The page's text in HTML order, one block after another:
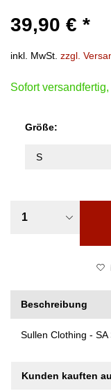
39,90 € *
inkl. MwSt. zzgl.
Sofort
Größe:
Beschreibung
Sullen Clothing -
Kunden kauften